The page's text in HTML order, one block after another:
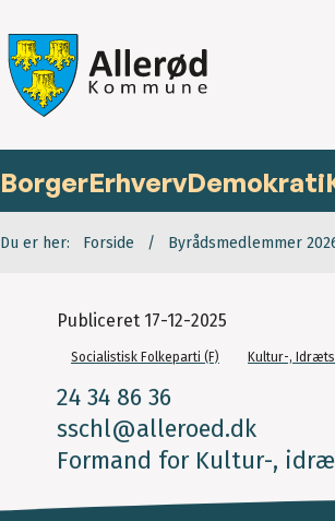
BorgerErhvervDemokrati
Du er her: Forside Byrådsmedlemmer
Publiceret 17-12-2025
Socialistisk Folkeparti (F) Kultur-,
24 34 86 36
sschl@alleroed.dk
Formand for Kultur-,